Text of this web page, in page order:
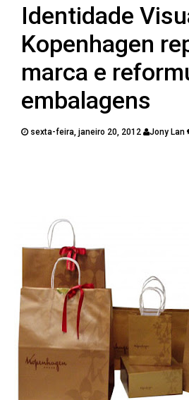
CONSULTORIA
ASSUNTOS
PUBLICAÇÕES
Identidade
Kopenhagen
marca e
embalagens
sexta-feira, janeiro 20, 2012 Jony Lan